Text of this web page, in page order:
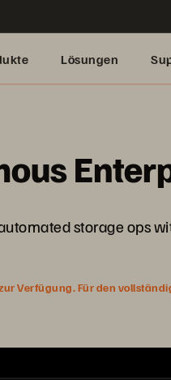
Lösungen
storage ops
Verfügung. Für den